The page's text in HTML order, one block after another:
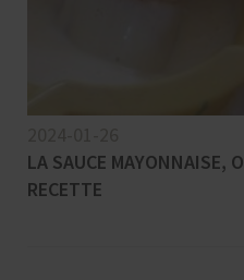
LA SAUCE MAYONNAISE,
RECETTE